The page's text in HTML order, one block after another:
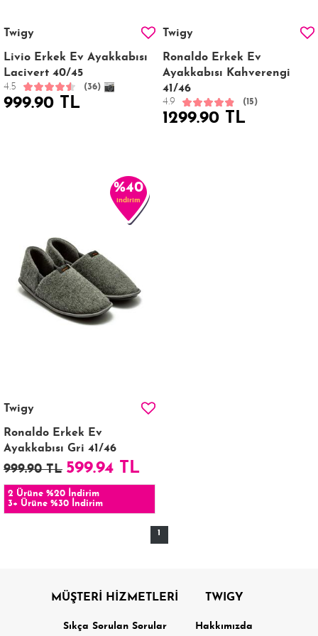
Twigy
Livio Erkek Ev Ayakkabısı
Lacivert 40/45
4.5 (36)
999.90 TL
Twigy
Ronaldo Erkek Ev
Ayakkabısı Kahverengi
41/46
4.9 (15)
1299.90 TL
%40
indirim
Twigy
Ronaldo Erkek Ev
Ayakkabısı Gri 41/46
999.90 TL 599.94 TL
2 Ürüne %20 İndirim
3+ Ürüne %30 İndirim
1
MÜŞTERİ HİZMETLERİ
Sıkça Sorulan Sorular
TWIGY
Hakkımızda